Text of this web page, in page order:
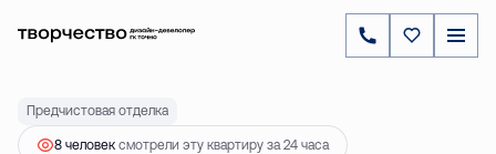
1-комнатная38.2 м 8 000 000 ₽
Предчистовая отделка
8 человек смотрели эту квартиру за 24 часа